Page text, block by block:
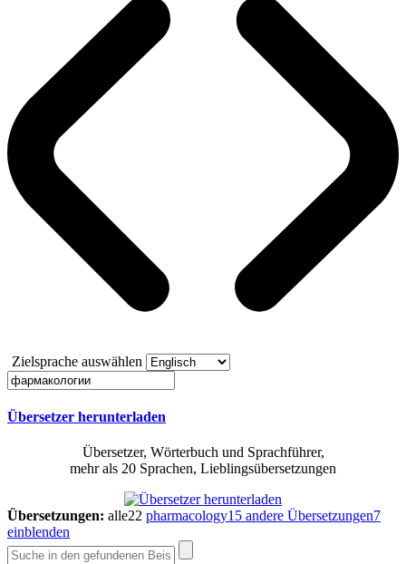
Zielsprache auswählen
Übersetzer herunterladen
Übersetzer, Wörterbuch und Sprachführer,
mehr als 20 Sprachen, Lieblingsübersetzungen
Übersetzungen: alle22 pharmacology15 andere Übersetzungen7
einblenden